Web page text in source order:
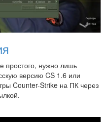
нужно лишь
версию CS 1.6 или
Counter-Strike на ПК через